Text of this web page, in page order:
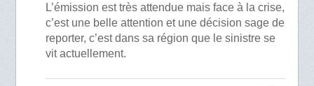
L’émission est très attendue mais face à la crise,
c’est une belle attention et une décision sage de
reporter, c’est dans sa région que le sinistre se
vit actuellement.